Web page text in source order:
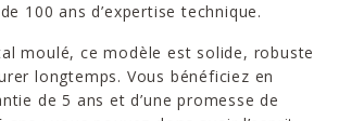
100 ans d’expertise technique.
moulé, ce modèle est solide, robuste
longtemps. Vous bénéficiez en
de 5 ans et d’une promesse de